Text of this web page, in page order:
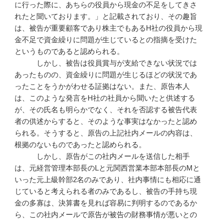
に行った際に、あちらの役員から現金の不足をしてきさ
れたと聞いております。」と記載されており、その趣旨
は、被告が重要顧客であり株主でもあるH社の役員から現
金不足で資金繰りに問題が生じているとの指摘を受けた
というものであると認められる。
しかし、被告は役員賞与が支給できない状況では
あったものの、資金繰りに問題が生じるほどの状況であ
ったことをうかがわせる証拠はない。また、原告本人
は、このような発言をH社の社員から聞いたと供述する
が、その氏名も明らかでなく、それを否認する被告代表
者の供述からすると、そのような事実はなかったと認め
られる。そうすると、原告の上記社内メールの内容は、
根拠のないものであったと認められる。
しかし、原告がこの社内メールを送信した相手
は、元経営管理本部長のLと元関西営業本部本部長のMと
いった元上級幹部2名のみであり、社内事情にも相応に通
じていると考えられる者のみであるし、被告の手持ち現
金の多寡は、決算書を見れば容易に判明するのであるか
ら、この社内メールで原告が被告の財務事情が悪いとの